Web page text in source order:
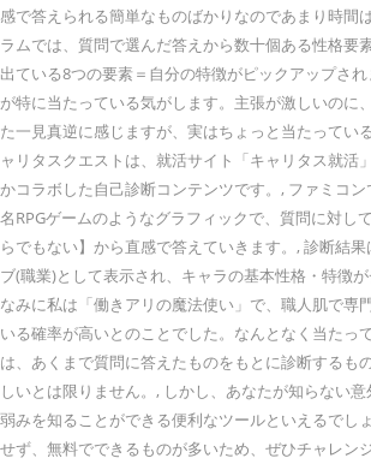
感で答えられる簡単なものばかりなのであまり時間
ラムでは、質問で選んだ答えから数十個ある性格要
出ている8つの要素＝自分の特徴がピックアップさ
が特に当たっている気がします。主張が激しいのに
た一見真逆に感じますが、実はちょっと当たってい
ャリタスクエストは、就活サイト「キャリタス就活
かコラボした自己診断コンテンツです。, ファミコ
名RPGゲームのようなグラフィックで、質問に対し
らでもない】から直感で答えていきます。, 診断結
ブ(職業)として表示され、キャラの基本性格・特徴
なみに私は「働きアリの魔法使い」で、職人肌で専
いる確率が高いとのことでした。なんとなく当たっ
は、あくまで質問に答えたものをもとに診断するも
しいとは限りません。, しかし、あなたが知らない
弱みを知ることができる便利なツールといえるでし
せず、無料でできるものが多いため、ぜひチャレン